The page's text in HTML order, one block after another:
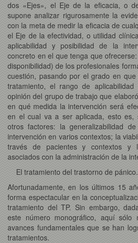
dos «Ejes», el Eje de la eficacia, o
supone analizar rigurosamente la
con la meta de medir la eficacia de
el Eje de la efectividad, o utilidad
aplicabilidad y posibilidad de la
concreto en el que tenga que
disponibilidad) de los profesionales
cuestión, pasando por el grado en
tratamiento, el rango de
opinión del grupo de trabajo que
en qué medida la intervención será
en el cual va a ser aplicada, esto es,
otros factores: la generalizabilidad
intervención en varios contextos; la
través de pacientes y contextos y
asociados con la administración de la
El tratamiento del trastorno de
Afortunadamente, en los últimos 15
forma espectacular en la
tratamiento del TP. Sin embargo,
este número monográfico, aquí sólo
avances fundamentales que se han
tratamientos.